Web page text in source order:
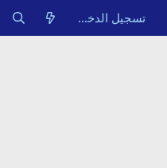
تسجيل الدخول